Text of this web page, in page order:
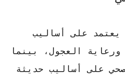
يعتمد على أساليب
العجول، بينما
على أساليب حديثة